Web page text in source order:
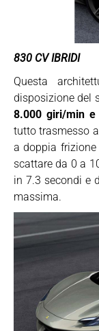
830 CV IBRIDI
Questa
disposizione del
8.000 giri/min
tutto trasmesso
a doppia
scattare da 0 a
in 7.3 secondi e
massima.